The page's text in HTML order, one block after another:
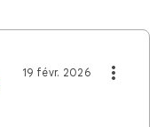
19 févr. 2026